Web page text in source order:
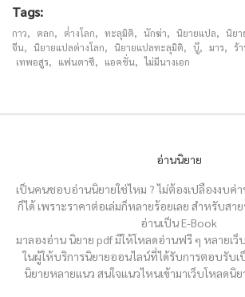
Tags:
กาว, ตลก, ต่่างโลก, ทะลุมิติ, นักฆ่า, นิยายแปล, นิยา
จีน, นิยายแปลต่างโลก, นิยายแปลทะลุมิติ, บู๊, มาร, ร้
เทพอสูร, แฟนตาซี, แอคชั่น, ไม่มีนางเอก
อ่านนิยาย
เป็นคนชอบอ่านนิยายใช่ไหม ? ไม่ต้องเปลืองงบค่
ก็ได้ เพราะราคาต่อเล่มก็หลายร้อยเลย สำหรับส
อ่านเป็น E-Book
มาลองอ่าน นิยาย pdf มีให้โหลดอ่านฟรี ๆ หลายเว็
ในผู้ให้บริการนิยายออนไลน์ที่ได้รับการตอบรับ
นิยายหลายแนว สนใจแนวไหนเข้ามาเว็บโหลดนิย